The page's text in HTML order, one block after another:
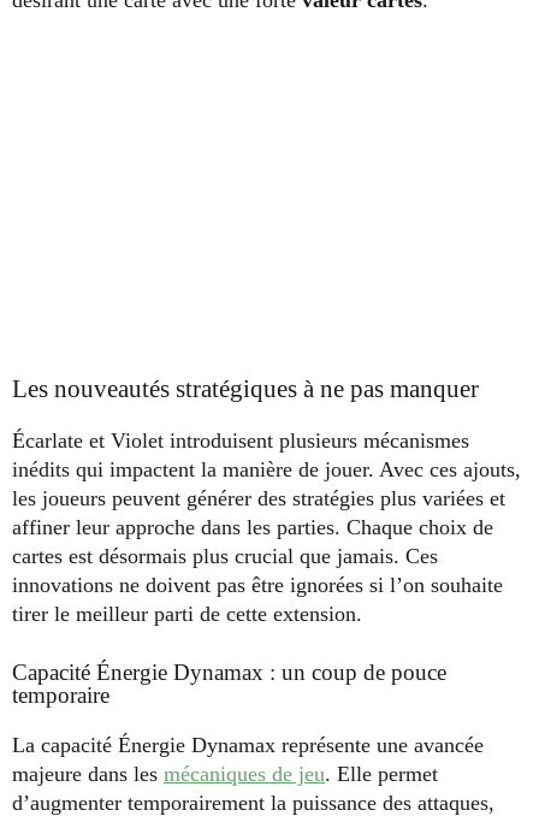
Les nouveautés stratégiques à ne pas manquer
Écarlate et Violet introduisent plusieurs mécanismes
inédits qui impactent la manière de jouer. Avec ces ajouts,
les joueurs peuvent générer des stratégies plus variées et
affiner leur approche dans les parties. Chaque choix de
cartes est désormais plus crucial que jamais. Ces
innovations ne doivent pas être ignorées si l’on souhaite
tirer le meilleur parti de cette extension.
Capacité Énergie Dynamax : un coup de pouce
temporaire
La capacité Énergie Dynamax représente une avancée
majeure dans les mécaniques de jeu. Elle permet
d’augmenter temporairement la puissance des attaques,